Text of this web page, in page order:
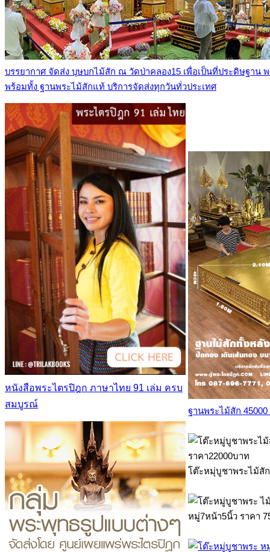
บรรยากาศ จัดส่ง บุษบกไม้สัก ณ วัดป่าคลอง15 เพื่อเป็นที่ประดิษฐาน
พร้อมทั้ง ฐานพระไม้สักแท้ บริการจัดส่งทุกวันทั่วประเทศ
หนังสือพระไตรปิฎก ภาษาไทย 91 เล่ม ครบ
สมบูรณ์
ฐานพระไม้สัก
โต๊ะหมุ่บูชาพระไม้สั